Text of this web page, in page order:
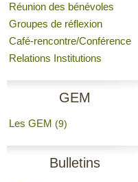
Réunion des bénévoles
Groupes de réflexion
Café-rencontre/Conférence
Relations Institutions
GEM
Les GEM (9)
Bulletins